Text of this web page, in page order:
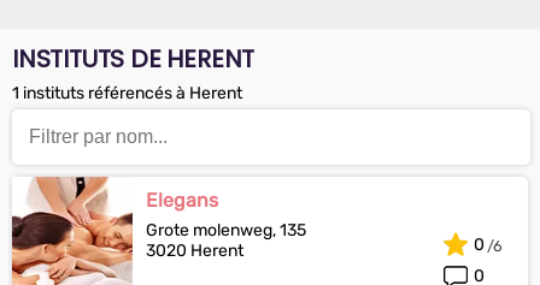
INSTITUTS DE HERENT
1 instituts référencés à Herent
Elegans
Grote molenweg, 135
3020 Herent
0
0